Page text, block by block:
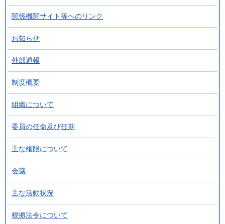
関係機関サイト等へのリンク
お知らせ
外部通報
制度概要
組織について
委員の任命及び任期
主な権限について
会議
主な活動状況
根拠法令について